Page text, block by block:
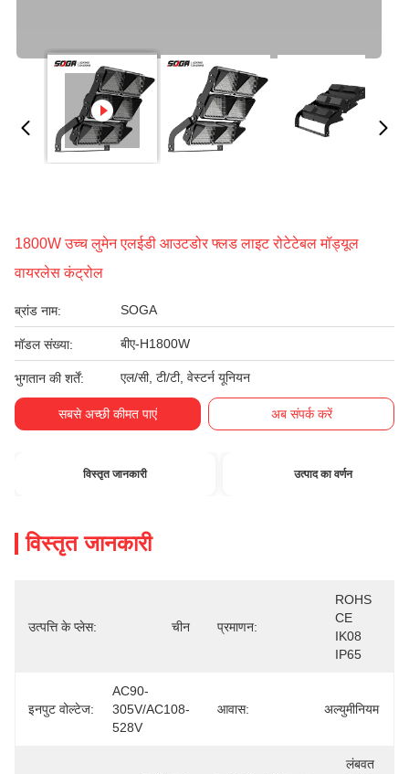
1800W उच्च लुमेन एलईडी आउटडोर फ्लड लाइट रोटेटेबल मॉड्यूल
वायरलेस कंट्रोल
ब्रांड नाम: SOGA
मॉडल संख्या: बीए-H1800W
भुगतान की शर्तें: एल/सी, टी/टी, वेस्टर्न यूनियन
सबसे अच्छी कीमत पाएं अब संपर्क करें
विस्तृत जानकारी उत्पाद का वर्णन
विस्तृत जानकारी
उत्पत्ति के प्लेस: चीन प्रमाणन:
ROHS
CE
IK08
IP65
इनपुट वोल्टेज:
AC90-
305V/AC108-
528V
आवास: अल्युमीनियम
लंबवत